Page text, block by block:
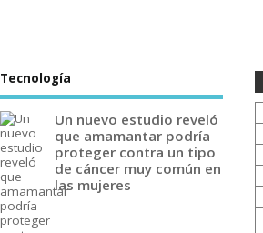
Tecnología
Un nuevo estudio reveló
que amamantar podría
proteger contra un tipo
de cáncer muy común en
las mujeres